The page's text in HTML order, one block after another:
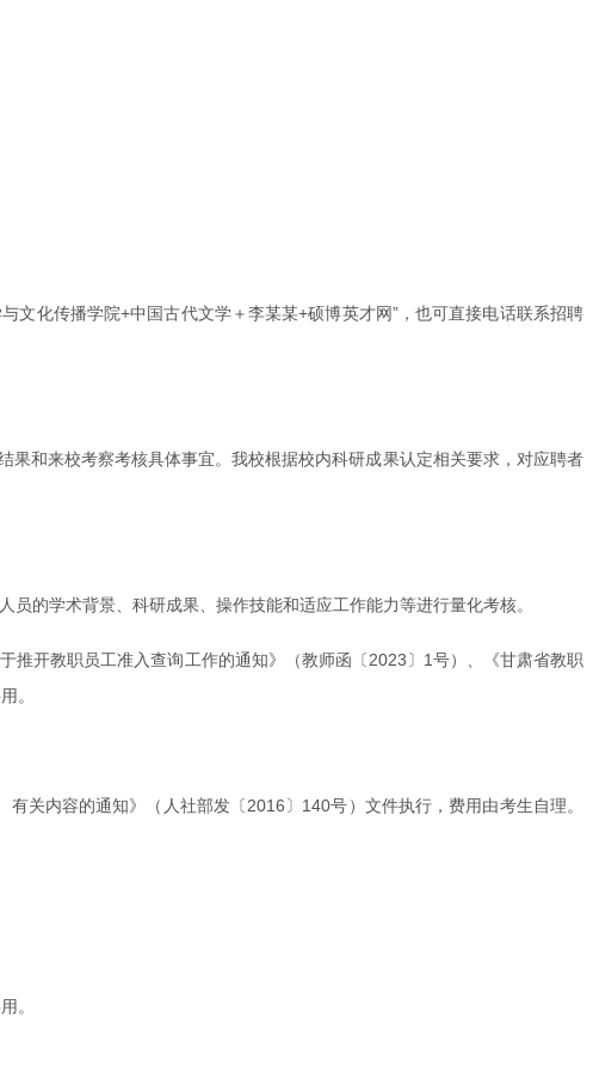
文化传播学院+中国古代文学＋李某某+硕博英才网”，也可直接电话联系招聘
和来校考察考核具体事宜。我校根据校内科研成果认定相关要求，对应聘者
的学术背景、科研成果、操作技能和适应工作能力等进行量化考核。
推开教职员工准入查询工作的通知》（教师函〔2023〕1号）、《甘肃省教职
。
关内容的通知》（人社部发〔2016〕140号）文件执行，费用由考生自理。
。